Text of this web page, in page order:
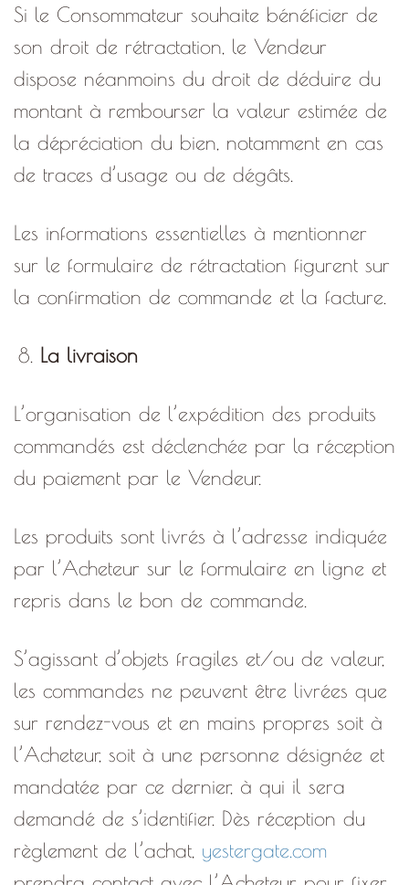
Si le Consommateur souhaite bénéficier de
son droit de rétractation, le Vendeur
dispose néanmoins du droit de déduire du
montant à rembourser la valeur estimée de
la dépréciation du bien, notamment en cas
de traces d’usage ou de dégâts.
Les informations essentielles à mentionner
sur le formulaire de rétractation figurent sur
la confirmation de commande et la facture.
La livraison
L’organisation de l’expédition des produits
commandés est déclenchée par la réception
du paiement par le Vendeur.
Les produits sont livrés à l’adresse indiquée
par l’Acheteur sur le formulaire en ligne et
repris dans le bon de commande.
S’agissant d’objets fragiles et/ou de valeur,
les commandes ne peuvent être livrées que
sur rendez-vous et en mains propres soit à
l’Acheteur, soit à une personne désignée et
mandatée par ce dernier, à qui il sera
demandé de s’identifier. Dès réception du
règlement de l’achat, yestergate.com